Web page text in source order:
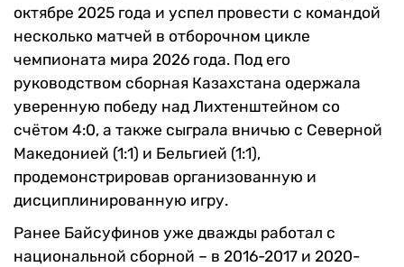
октябре 2025 года и успел провести с командой
несколько матчей в отборочном цикле
чемпионата мира 2026 года. Под его
руководством сборная Казахстана одержала
уверенную победу над Лихтенштейном со
счётом 4:0, а также сыграла вничью с Северной
Македонией (1:1) и Бельгией (1:1),
продемонстрировав организованную и
дисциплинированную игру.
Ранее Байсуфинов уже дважды работал с
национальной сборной – в 2016-2017 и 2020-